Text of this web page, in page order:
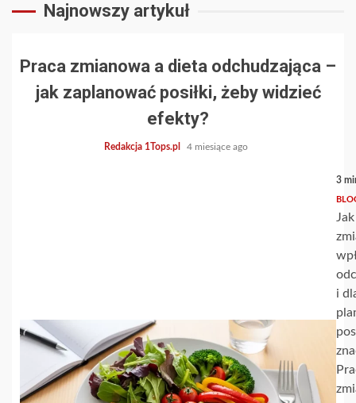
Najnowszy artykuł
Praca zmianowa a dieta odchudzająca –
jak zaplanować posiłki, żeby widzieć
efekty?
Redakcja 1Tops.pl 4 miesiące ago
3
i